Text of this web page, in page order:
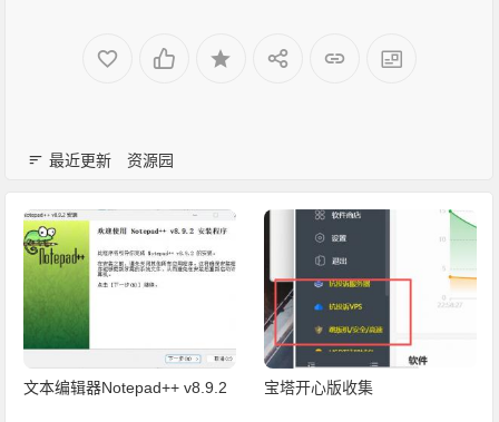
最近更新 资源园
文本编辑器Notepad++ v8.9.2 宝塔开心版收集